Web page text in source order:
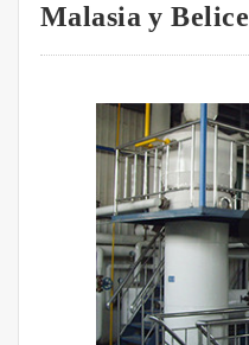
Malasia y Belice